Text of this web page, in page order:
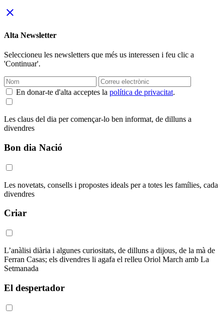
close
Alta Newsletter
Seleccioneu les newsletters que més us interessen i feu clic a
'Continuar'.
En donar-te d'alta acceptes la política de privacitat.
Les claus del dia per començar-lo ben informat, de dilluns a
divendres
Bon dia Nació
Les novetats, consells i propostes ideals per a totes les famílies, cada
divendres
Criar
L’anàlisi diària i algunes curiositats, de dilluns a dijous, de la mà de
Ferran Casas; els divendres li agafa el relleu Oriol March amb La
Setmanada
El despertador